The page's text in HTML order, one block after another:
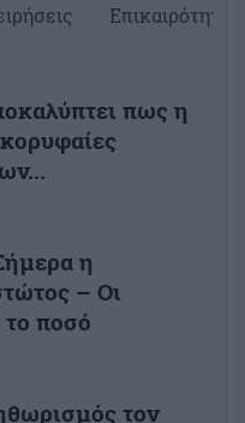
Επικαιρότητα
πως η
η
– Οι
το ποσό
τον